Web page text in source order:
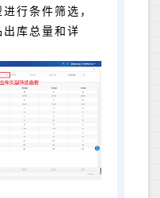
行条件筛选，
库总量和详